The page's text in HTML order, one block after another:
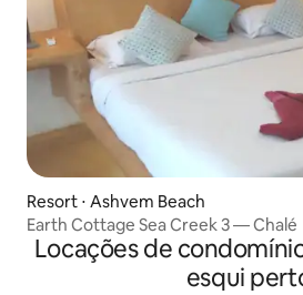
Resort ⋅ Ashvem Beach
Earth Cottage Sea Creek 3 — Chalé
Locações de
esqui